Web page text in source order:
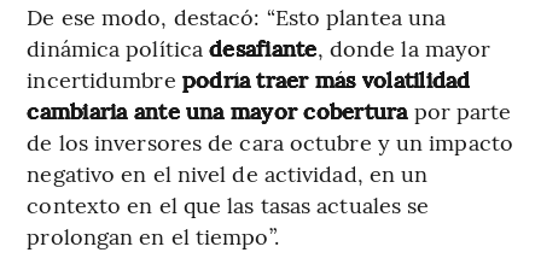
De ese modo, destacó: “Esto plantea una
dinámica políticadesafiante, donde la mayor
incertidumbre podría traer más volatilidad
cambiaria ante una mayor coberturapor parte
de los inversores de cara octubre y un impacto
negativo en el nivel de actividad, en un
contexto en el que las tasas actuales se
prolongan en el tiempo”.